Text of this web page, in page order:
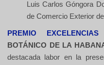
Luis Carlos Góngora
de Comercio Exterior
PREMIO
BOTÁNICO DE LA
destacada labor en la